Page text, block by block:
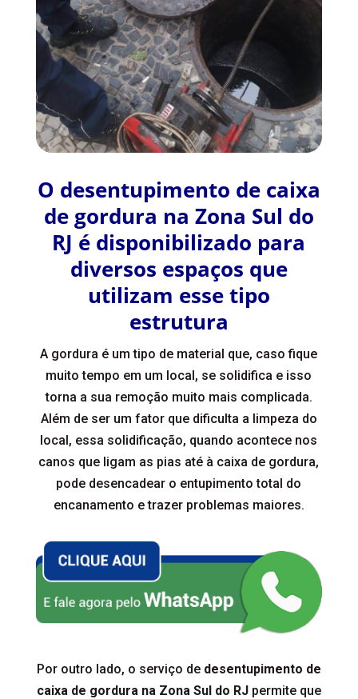
O desentupimento de caixa
de gordura na Zona Sul do
RJ é disponibilizado para
diversos espaços que
utilizam esse tipo
estrutura
A gordura é um tipo de material que, caso fique
muito tempo em um local, se solidifica e isso
torna a sua remoção muito mais complicada.
Além de ser um fator que dificulta a limpeza do
local, essa solidificação, quando acontece nos
canos que ligam as pias até à caixa de gordura,
pode desencadear o entupimento total do
encanamento e trazer problemas maiores.
Por outro lado, o serviço de desentupimento de
caixa de gordura na Zona Sul do RJpermite que